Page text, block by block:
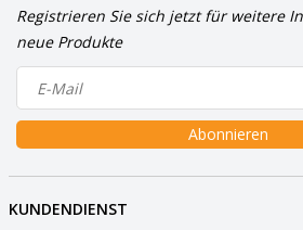
Registrieren Sie sich jetzt für weitere
neue Produkte
Abonnieren
KUNDENDIENST